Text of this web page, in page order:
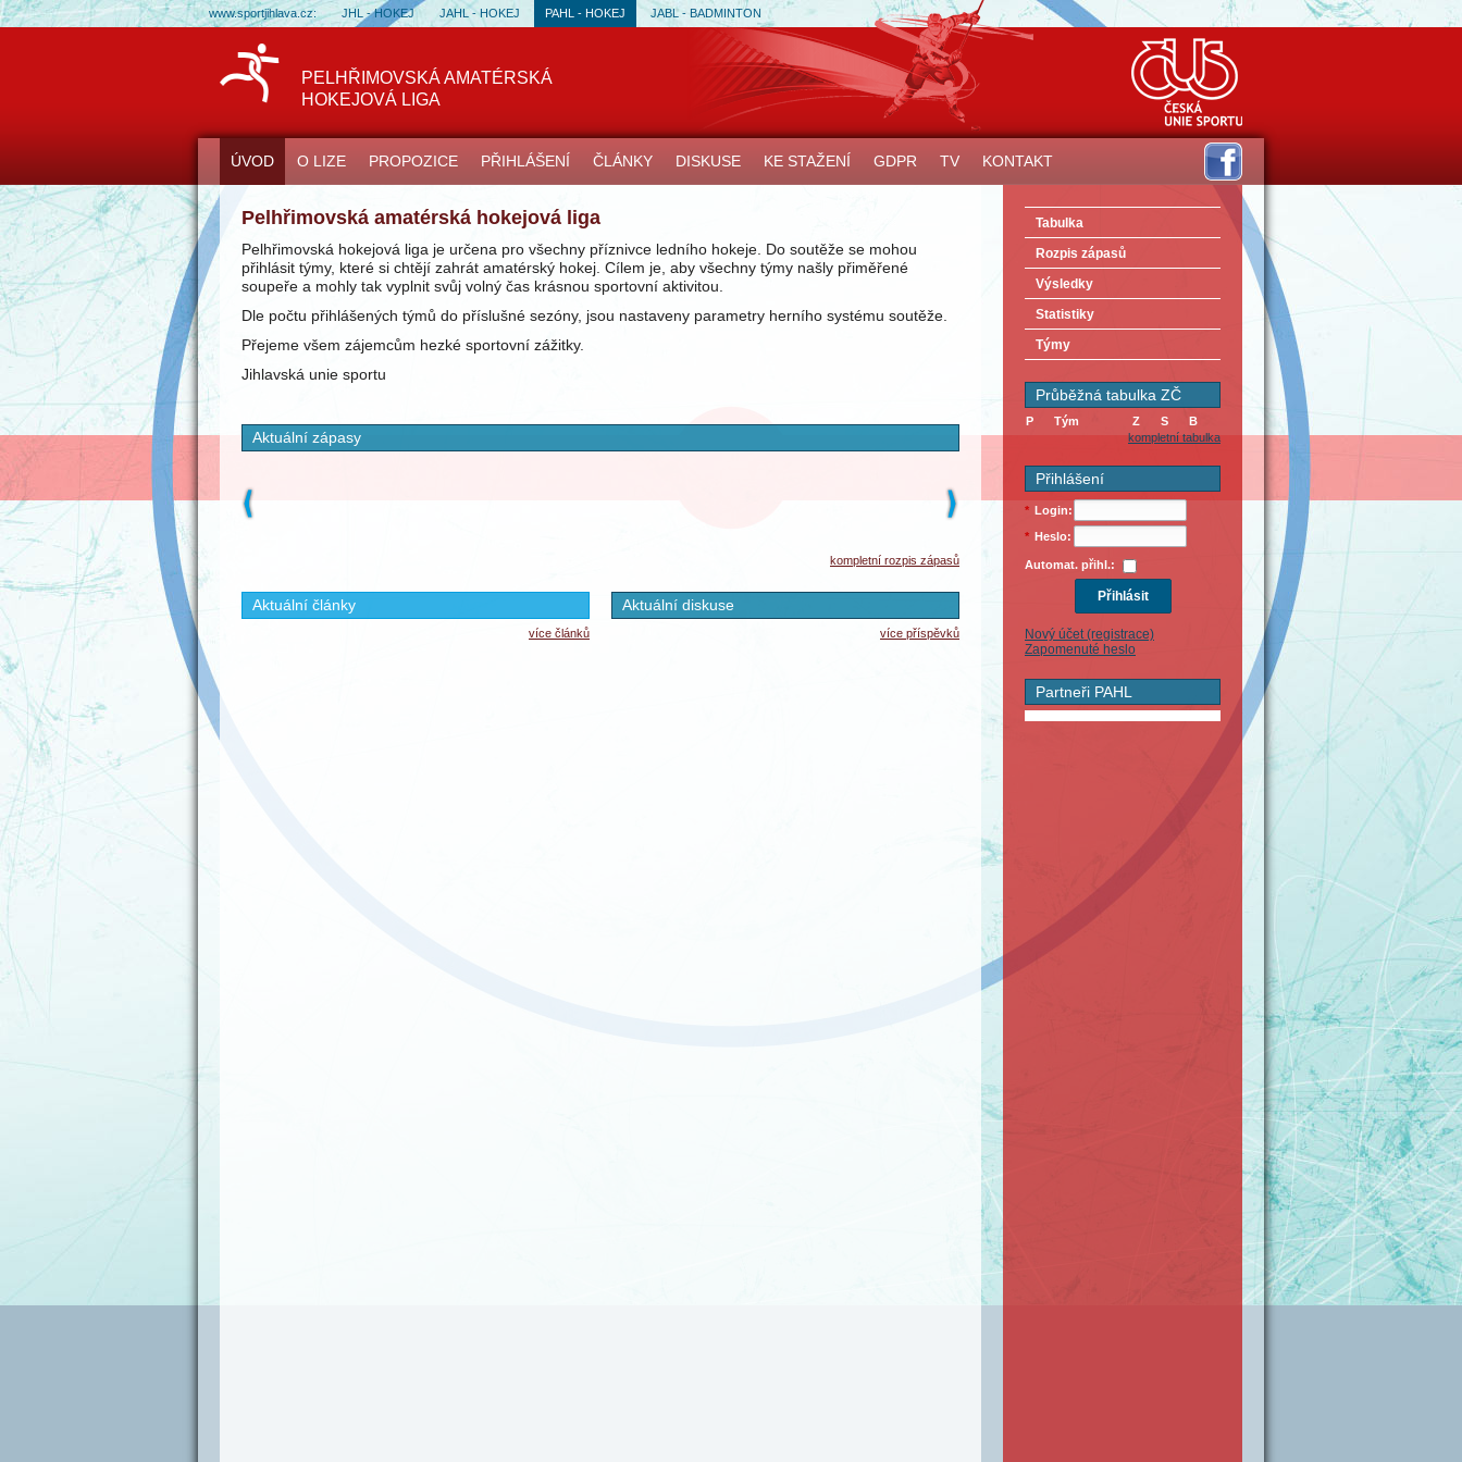
www.sportjihlava.cz: JHL - HOKEJ JAHL - HOKEJ PAHL - HOKEJ JABL - BADMINTON
PELHŘIMOVSKÁ AMATÉRSKÁ
HOKEJOVÁ LIGA
ÚVOD O LIZE PROPOZICE PŘIHLÁŠENÍ ČLÁNKY DISKUSE KE STAŽENÍ GDPR TV KONTAKT
Pelhřimovská amatérská hokejová liga
Pelhřimovská hokejová liga je určena pro všechny příznivce ledního hokeje. Do soutěže se mohou
přihlásit týmy, které si chtějí zahrát amatérský hokej. Cílem je, aby všechny týmy našly přiměřené
soupeře a mohly tak vyplnit svůj volný čas krásnou sportovní aktivitou.
Dle počtu přihlášených týmů do příslušné sezóny, jsou nastaveny parametry herního systému soutěže.
Přejeme všem zájemcům hezké sportovní zážitky.
Jihlavská unie sportu
Aktuální zápasy
kompletní rozpis zápasů
Aktuální články
více článků
Aktuální diskuse
více příspěvků
Tabulka
Rozpis zápasů
Výsledky
Statistiky
Týmy
Průběžná tabulka ZČ
P Tým Z S
B
kompletní tabulka
Přihlášení
* Login:
* Heslo:
Automat. přihl.:
Nový účet (registrace)
Zapomenuté heslo
Partneři PAHL